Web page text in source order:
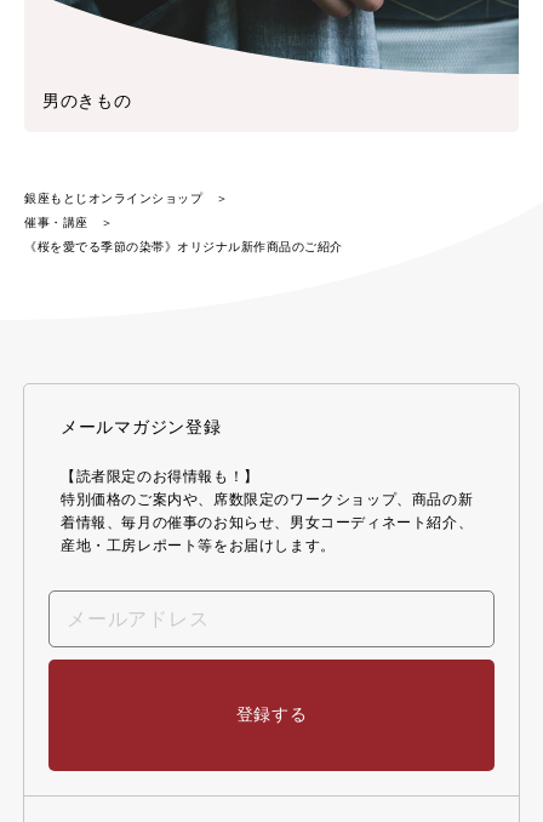
男のきもの
銀座もとじオンラインショップ
催事・講座
《桜を愛でる季節の染帯》オリジナル新作商品のご紹介
メールマガジン登録
【読者限定のお得情報も！】
特別価格のご案内や、席数限定のワークショップ、商品の新
着情報、毎月の催事のお知らせ、男女コーディネート紹介、
産地・工房レポート等をお届けします。
登録する